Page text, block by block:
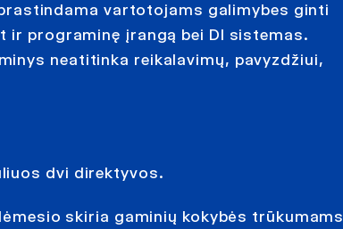
vartotojams galimybes ginti
ir programinę įrangą bei DI sistemas.
neatitinka reikalavimų, pavyzdžiui,
dvi direktyvos.
skiria gaminių kokybės trūkumams